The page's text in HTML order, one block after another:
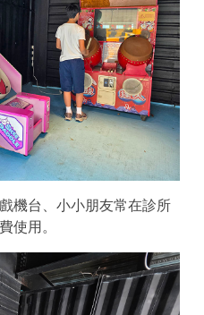
機台、小小朋友常在診所
使用。